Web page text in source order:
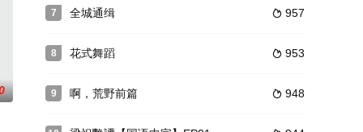
7  957
全城通缉
8  953
花式舞蹈
9  948
啊，荒野前篇